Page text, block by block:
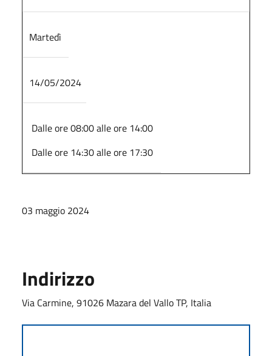
Martedì
14/05/2024
Dalle ore 08:00 alle ore 14:00
Dalle ore 14:30 alle ore 17:30
03 maggio 2024
Indirizzo
Via Carmine, 91026 Mazara del Vallo TP, Italia